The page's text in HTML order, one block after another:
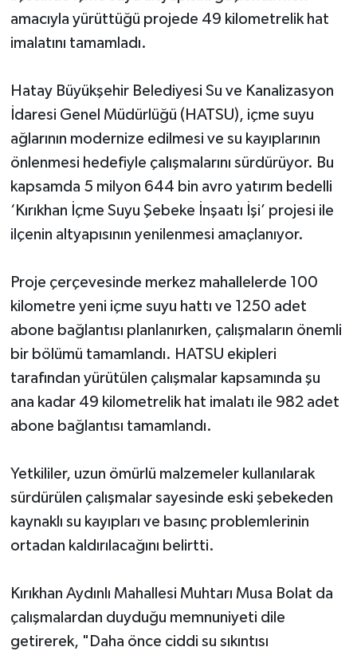
amacıyla yürüttüğü projede 49 kilometrelik hat
imalatını tamamladı.
Hatay Büyükşehir Belediyesi Su ve Kanalizasyon
İdaresi Genel Müdürlüğü (HATSU), içme suyu
ağlarının modernize edilmesi ve su kayıplarının
önlenmesi hedefiyle çalışmalarını sürdürüyor. Bu
kapsamda 5 milyon 644 bin avro yatırım bedelli
‘Kırıkhan İçme Suyu Şebeke İnşaatı İşi’ projesi ile
ilçenin altyapısının yenilenmesi amaçlanıyor.
Proje çerçevesinde merkez mahallelerde 100
kilometre yeni içme suyu hattı ve 1250 adet
abone bağlantısı planlanırken, çalışmaların önemli
bir bölümü tamamlandı. HATSU ekipleri
tarafından yürütülen çalışmalar kapsamında şu
ana kadar 49 kilometrelik hat imalatı ile 982 adet
abone bağlantısı tamamlandı.
Yetkililer, uzun ömürlü malzemeler kullanılarak
sürdürülen çalışmalar sayesinde eski şebekeden
kaynaklı su kayıpları ve basınç problemlerinin
ortadan kaldırılacağını belirtti.
Kırıkhan Aydınlı Mahallesi Muhtarı Musa Bolat da
çalışmalardan duyduğu memnuniyeti dile
getirerek, "Daha önce ciddi su sıkıntısı